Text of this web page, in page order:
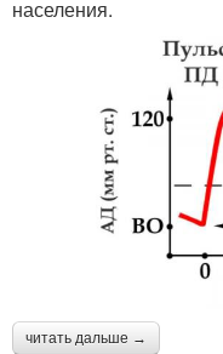
населения.
читать дальше →